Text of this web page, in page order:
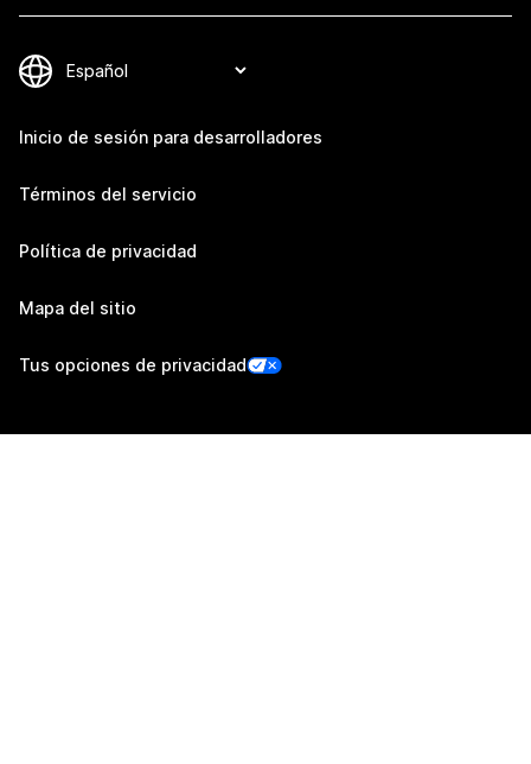
Inicio de sesión para desarrolladores
Términos del servicio
Política de privacidad
Mapa del sitio
Tus opciones de privacidad